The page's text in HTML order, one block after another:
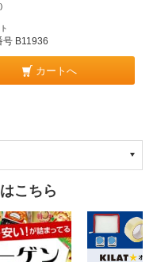
)
号 B11936
カートへ
こちら